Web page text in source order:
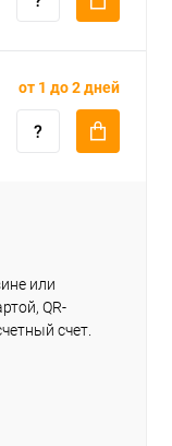
от 1 до 2 дней
или
QR-
счет.